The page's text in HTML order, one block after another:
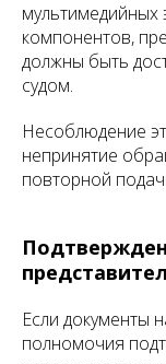
мультимедийных
компонентов,
должны быть
судом.
Несоблюдение
непринятие
повторной
Если документы
полномочия